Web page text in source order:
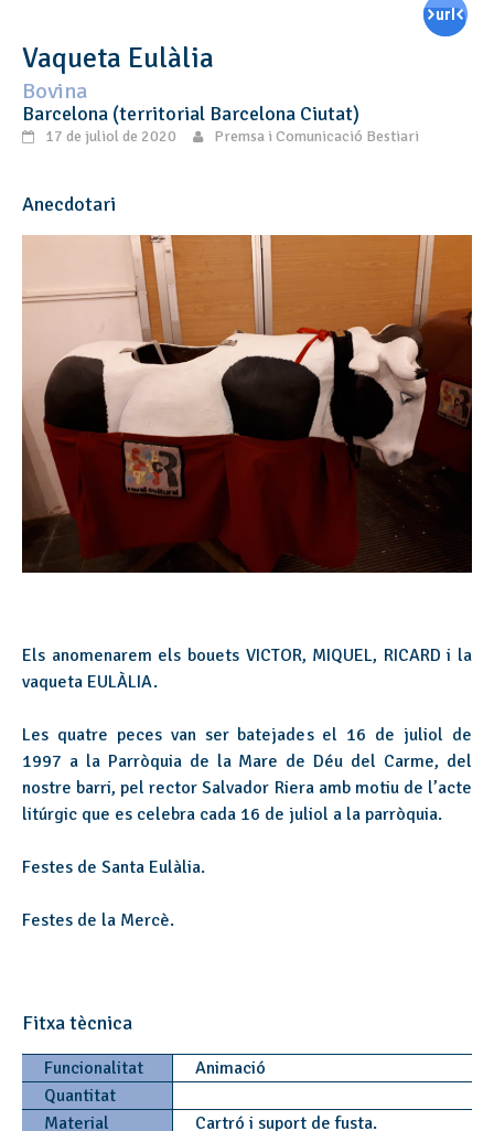
Vaqueta Eulàlia
Bovina
Barcelona (territorial Barcelona Ciutat)
17 de juliol de 2020 Premsa i Comunicació Bestiari
Anecdotari
Els anomenarem els bouets VICTOR, MIQUEL, RICARD i la
vaqueta EULÀLIA.
Les quatre peces van ser batejades el 16 de juliol de
1997 a la Parròquia de la Mare de Déu del Carme, del
nostre barri, pel rector Salvador Riera amb motiu de l’acte
litúrgic que es celebra cada 16 de juliol a la parròquia.
Festes de Santa Eulàlia.
Festes de la Mercè.
Fitxa tècnica
Funcionalitat
Animació
Quantitat
Material
Cartró i suport de fusta.